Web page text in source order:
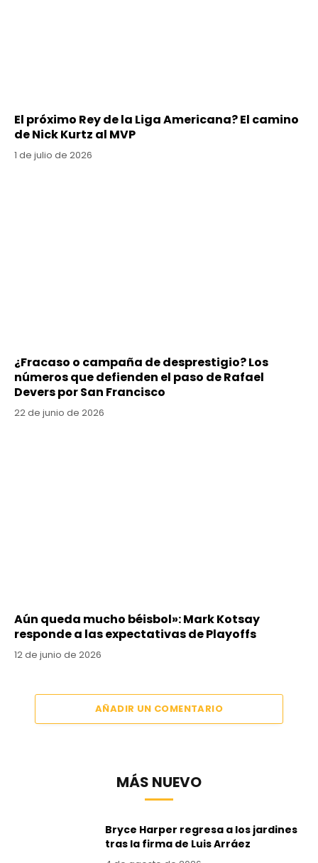
El próximo Rey de la Liga Americana? El camino
de Nick Kurtz al MVP
1 de julio de 2026
¿Fracaso o campaña de desprestigio? Los
números que defienden el paso de Rafael
Devers por San Francisco
22 de junio de 2026
Aún queda mucho béisbol»: Mark Kotsay
responde a las expectativas de Playoffs
12 de junio de 2026
AÑADIR UN COMENTARIO
MÁS NUEVO
Bryce Harper regresa a los jardines
tras la firma de Luis Arráez